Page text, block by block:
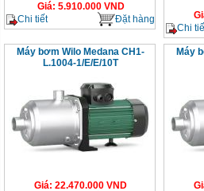
Giá: 5.910.000VND
Chi tiết
Đặt hàng
Chi
Máy bơm Wilo Medana CH1-
L.1004-1/E/E/10T
Giá: 22.470.000 VND
Máy